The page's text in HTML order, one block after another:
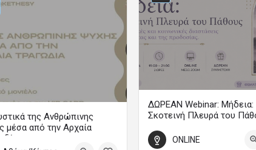
ΔΩΡΕΑΝ Webinar: Μήδεια:
Σκοτεινή Πλευρά του
WEBINAR
ONLINE
της Ανθρώπινης
μέσα από την Αρχαία